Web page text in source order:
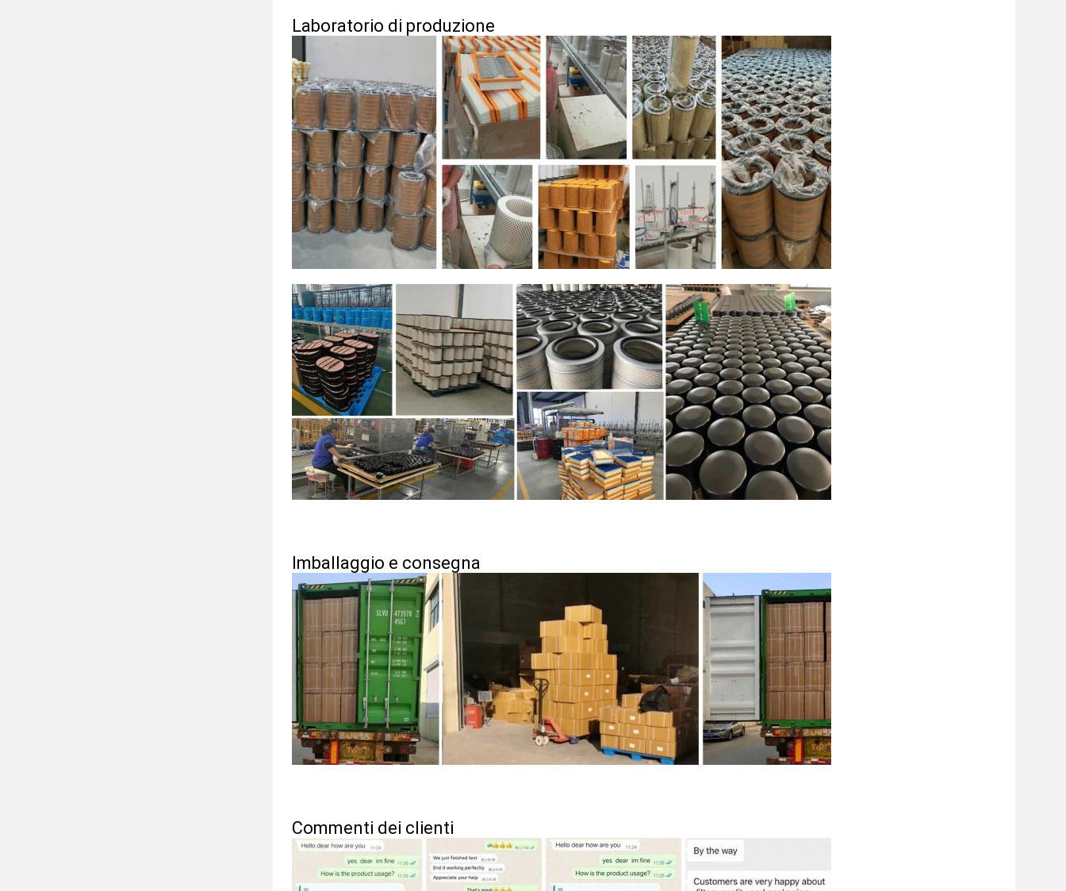
Laboratorio di produzione
Imballaggio e consegna
Commenti dei clienti